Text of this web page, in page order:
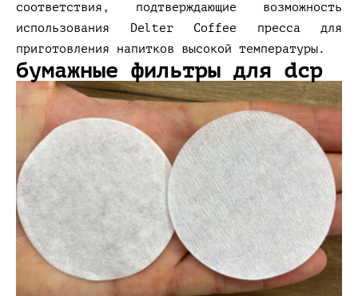
соответствия, подтверждающие возможность
использования Delter Coffee пресса для
приготовления напитков высокой температуры.
бумажные фильтры для dcp